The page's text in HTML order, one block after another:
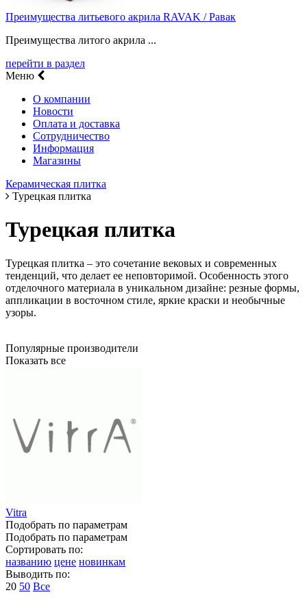
Преимущества литьевого акрила RAVAK / Равак
Преимущества литого акрила ...
перейти в раздел
Меню
О компании
Новости
Оплата и доставка
Сотрудничество
Информация
Магазины
Керамическая плитка
Турецкая плитка
Турецкая плитка
Турецкая плитка – это сочетание вековых и современных
тенденций, что делает ее неповторимой. Особенность этого
отделочного материала в уникальном дизайне: резные формы,
аппликации в восточном стиле, яркие краски и необычные
узоры.
Популярные производители
Показать все
Vitra
Подобрать по параметрам
Подобрать по параметрам
Сортировать по:
названию цене новинкам
Выводить по:
20 50 Все